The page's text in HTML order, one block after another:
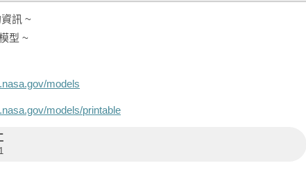
訊 ~
型 ~
models
models/printable